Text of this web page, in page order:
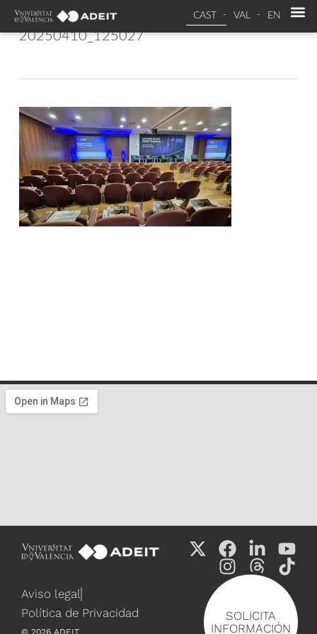
CAST VAL EN
SOLICITA
INFORMACIÓN
20250410_125027
Aviso legal
Política de Privacidad
© 2026 ADEIT